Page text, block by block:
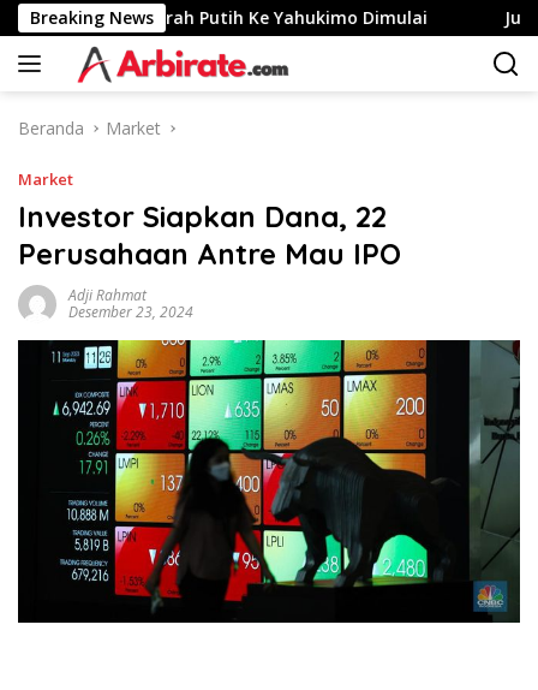
Langsung
ke
konten
Breaking News
Desa Merah Putih Ke Yahukimo Dimulai Jurus
Beranda Market
Market
Investor Siapkan Dana, 22
Perusahaan Antre Mau IPO
Adji Rahmat
Desember 23, 2024